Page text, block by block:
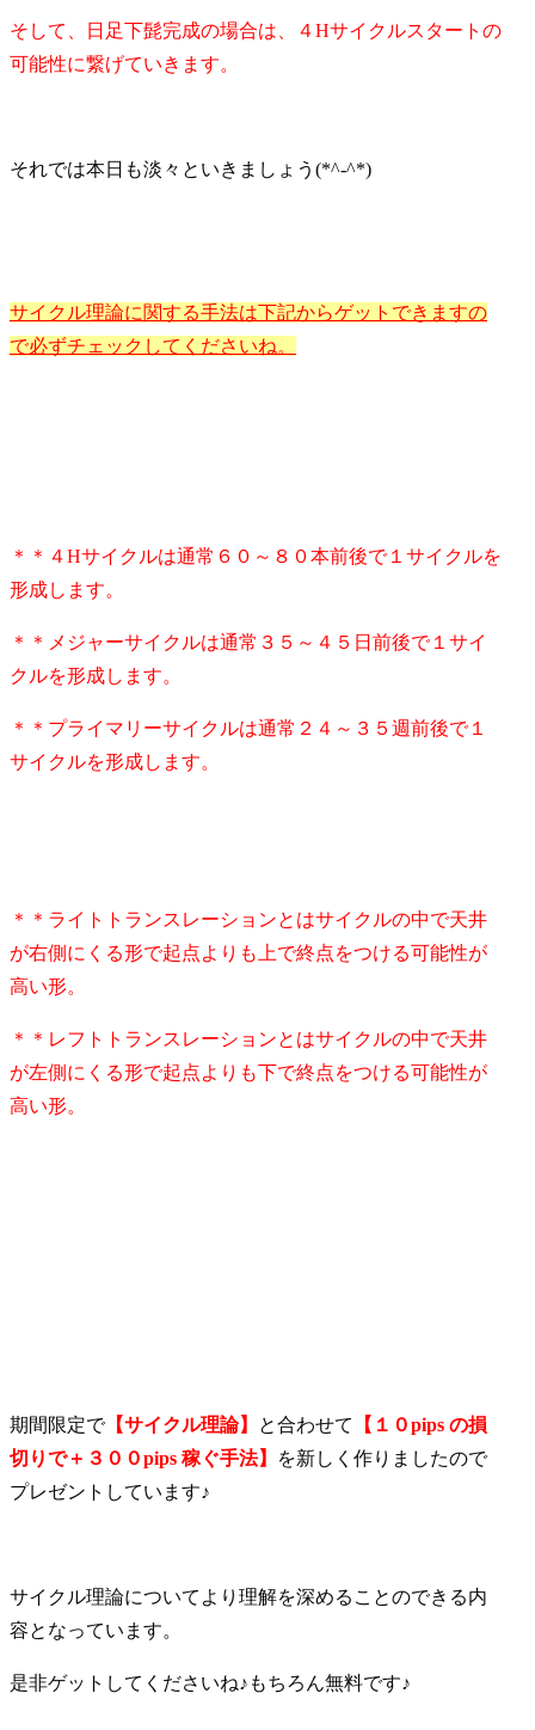
そして、日足下髭完成の場合は、４Hサイクルスタートの
可能性に繋げていきます。
それでは本日も淡々といきましょう(*^-^*)
サイクル理論に関する手法は下記からゲットできますの
で必ずチェックしてくださいね。
＊＊４Hサイクルは通常６０～８０本前後で１サイクルを
形成します。
＊＊メジャーサイクルは通常３５～４５日前後で１サイ
クルを形成します。
＊＊プライマリーサイクルは通常２４～３５週前後で１
サイクルを形成します。
＊＊ライトトランスレーションとはサイクルの中で天井
が右側にくる形で起点よりも上で終点をつける可能性が
高い形。
＊＊レフトトランスレーションとはサイクルの中で天井
が左側にくる形で起点よりも下で終点をつける可能性が
高い形。
期間限定で【サイクル理論】 と合わせて
【１０pips の損
切りで＋３００pips 稼ぐ手法】
を新しく作りましたので
プレゼントしています♪
サイクル理論についてより理解を深めることのできる内
容となっています。
是非ゲットしてくださいね♪もちろん無料です♪